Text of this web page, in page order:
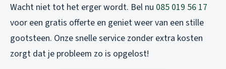
Wacht niet tot het erger wordt. Bel nu 085 019 56 17
voor een gratis offerte en geniet weer van een stille
gootsteen. Onze snelle service zonder extra kosten
zorgt dat je probleem zo is opgelost!